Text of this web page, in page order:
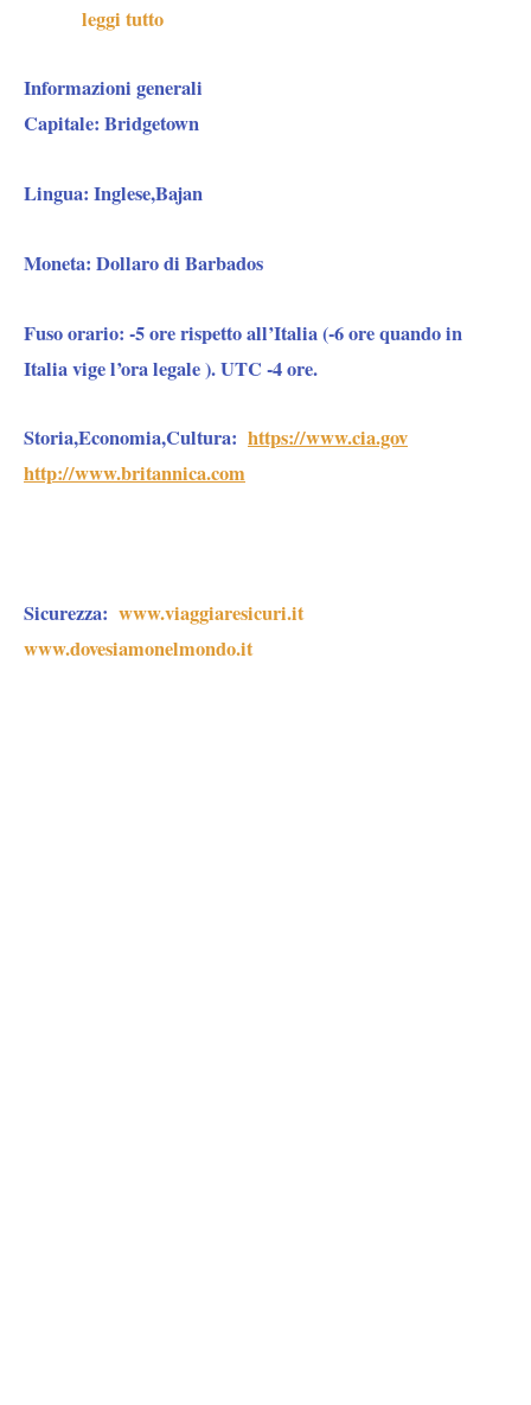
leggi tutto
Informazioni generali
Capitale: Bridgetown
Lingua: Inglese,Bajan
Moneta: Dollaro di Barbados
Fuso orario: -5 ore rispetto all’Italia (-6 ore quando in
Italia vige l’ora legale ). UTC -4 ore.
Storia,Economia,Cultura: https://www.cia.gov
http://www.britannica.com
Sicurezza: www.viaggiaresicuri.it
www.dovesiamonelmondo.it